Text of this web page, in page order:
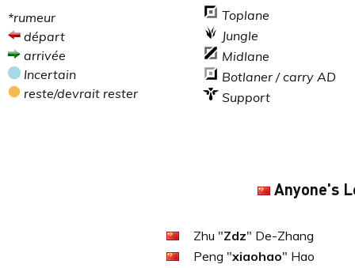
*rumeur
départ
arrivée
Incertain
reste/devrait rester
Toplane
Jungle
Midlane
Botlaner / carry AD
Support
Anyone's
Zhu "Zdz" De-Zhang
Peng "xiaohao" Hao